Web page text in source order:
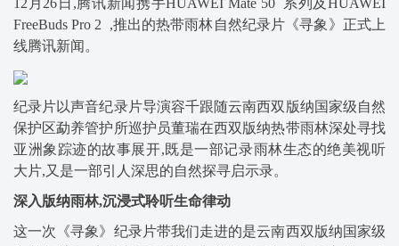
12月26日,腾讯新闻携手HUAWEI Mate 50 系列及HUAWEI
FreeBuds Pro 2 ,推出的热带雨林自然纪录片《寻象》正式上
线腾讯新闻。
纪录片以声音纪录片导演容千跟随云南西双版纳国家级自然
保护区勐养管护所巡护员董瑞在西双版纳热带雨林深处寻找
亚洲象踪迹的故事展开,既是一部记录雨林生态的绝美视听
大片,又是一部引人深思的自然探寻启示录。
深入版纳雨林,沉浸式聆听生命律动
这一次《寻象》纪录片带我们走进的是云南西双版纳国家级